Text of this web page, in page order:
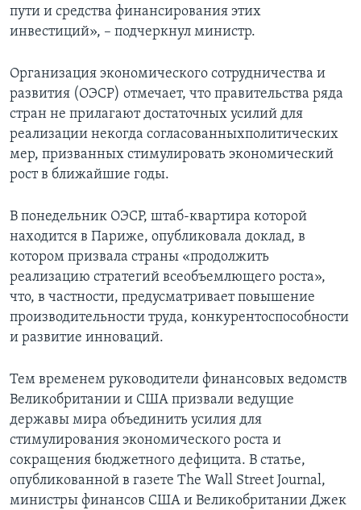
пути и средства финансирования этих
инвестиций», – подчеркнул министр.
Организация экономического сотрудничества и
развития (ОЭСР) отмечает, что правительства ряда
стран не прилагают достаточных усилий для
реализации некогда согласованныхполитических
мер, призванных стимулировать экономический
рост в ближайшие годы.
В понедельник ОЭСР, штаб-квартира которой
находится в Париже, опубликовала доклад, в
котором призвала страны «продолжить
реализацию стратегий всеобъемлющего роста»,
что, в частности, предусматривает повышение
производительности труда, конкурентоспособности
и развитие инноваций.
Тем временем руководители финансовых ведомств
Великобритании и США призвали ведущие
державы мира объединить усилия для
стимулирования экономического роста и
сокращения бюджетного дефицита. В статье,
опубликованной в газете The Wall Street Journal,
министры финансов США и Великобритании Джек